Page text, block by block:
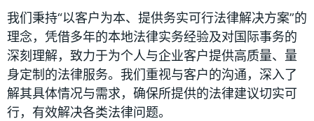
我们秉持“以客户为本、提供务实可行法律解决方案”的
理念，凭借多年的本地法律实务经验及对国际事务的
深刻理解，致力于为个人与企业客户提供高质量、量
身定制的法律服务。我们重视与客户的沟通，深入了
解其具体情况与需求，确保所提供的法律建议切实可
行，有效解决各类法律问题。